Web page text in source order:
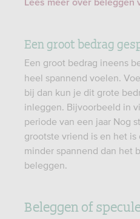
Lees meer over beleggen
Een groot bedrag
Een groot bedrag ineens
heel spannend voelen.
bij dan kun je dit grote
inleggen. Bijvoorbeeld in
periode van een jaar Nog
grootste vriend is en het
minder spannend dan het
beleggen.
Beleggen of